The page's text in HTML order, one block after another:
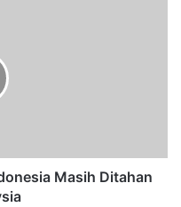
Masih Ditahan